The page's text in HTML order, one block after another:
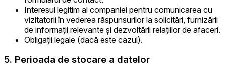
Interesul legitim al companiei pentru comunicarea cu
vizitatorii în vederea răspunsurilor la solicitări, furnizării
de informații relevante și dezvoltării relațiilor de afaceri.
Obligații legale (dacă este cazul).
5. Perioada de stocare a datelor